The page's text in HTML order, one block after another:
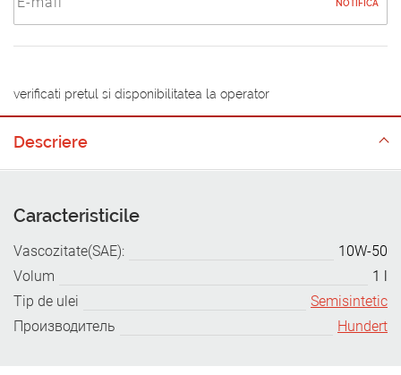
NOTIFICA
verificati pretul si disponibilitatea la operator
Descriere
Caracteristicile
Vascozitate(SAE):
10W-50
Volum
1 l
Tip de ulei
Semisintetic
Производитель
Hundert